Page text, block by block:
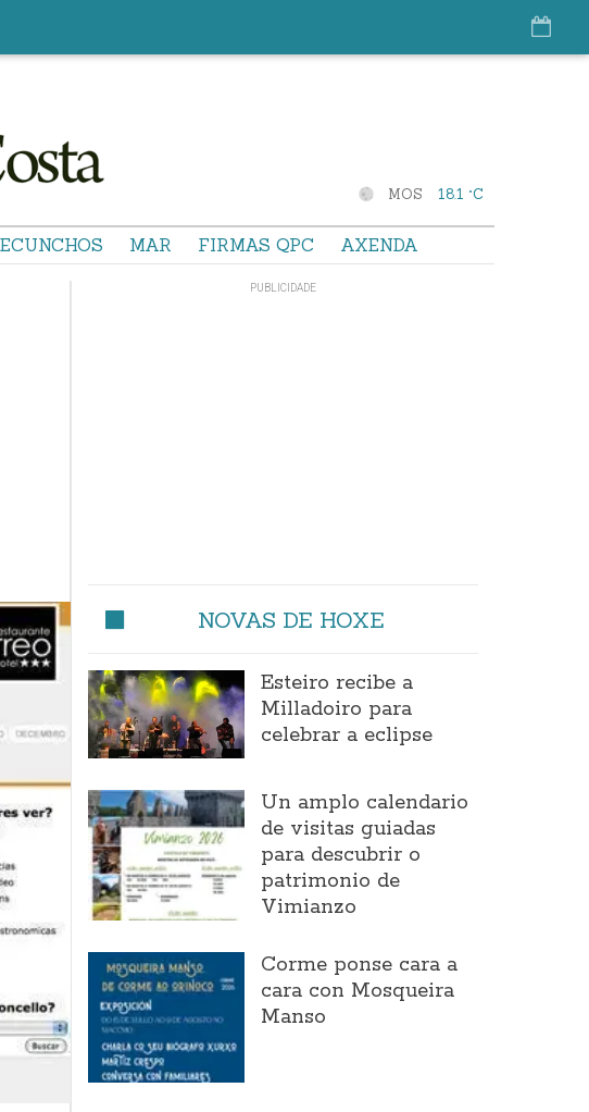
MOS 18.1 °C
MAR FIRMAS QPC AXENDA
NOVAS DE HOXE
Esteiro recibe a
Milladoiro para
celebrar a eclipse
Un amplo calendario
de visitas guiadas
para descubrir o
patrimonio de
Vimianzo
Corme ponse cara a
cara con Mosqueira
Manso